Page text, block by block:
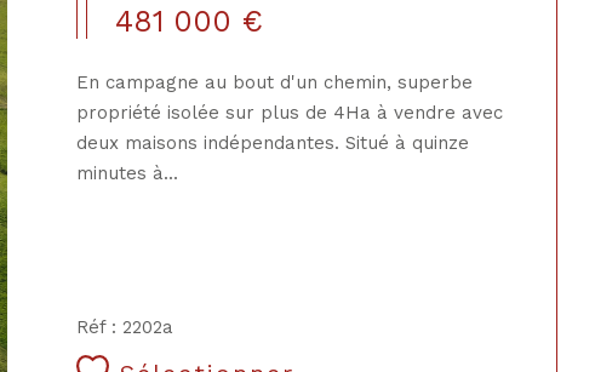
481 000 €
En campagne au bout d'un chemin, superbe
propriété isolée sur plus de 4Ha à vendre avec
deux maisons indépendantes. Situé à quinze
minutes à...
Réf : 2202a